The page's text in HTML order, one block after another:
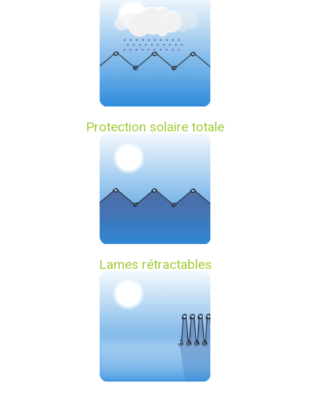
Protection solaire totale
Lames rétractables